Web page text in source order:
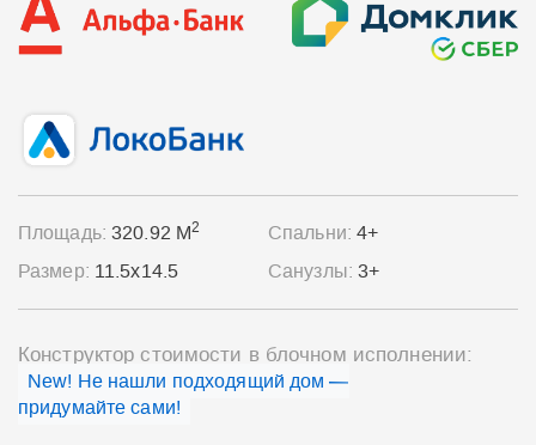
Площадь:320.92 М2
Размер: 11.5x14.5
Спальни:4+
Санузлы:3+
Конструктор стоимости в блочном исполнении:
New! Не нашли подходящий дом —
придумайте сами!